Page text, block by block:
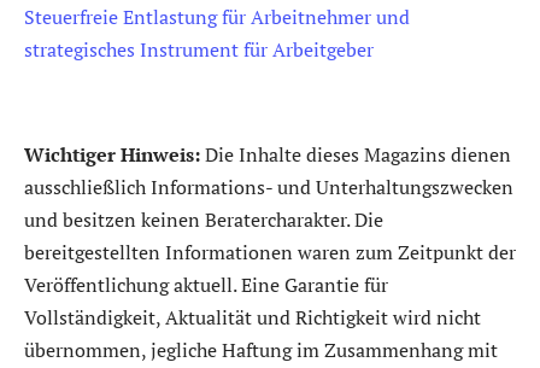
Steuerfreie Entlastung für Arbeitnehmer und
strategisches Instrument für Arbeitgeber
Wichtiger Hinweis:Die Inhalte dieses Magazins dienen
ausschließlich Informations- und Unterhaltungszwecken
und besitzen keinen Beratercharakter. Die
bereitgestellten Informationen waren zum Zeitpunkt der
Veröffentlichung aktuell. Eine Garantie für
Vollständigkeit, Aktualität und Richtigkeit wird nicht
übernommen, jegliche Haftung im Zusammenhang mit